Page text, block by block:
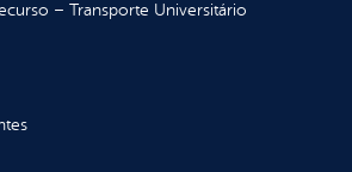
– Transporte Universitário